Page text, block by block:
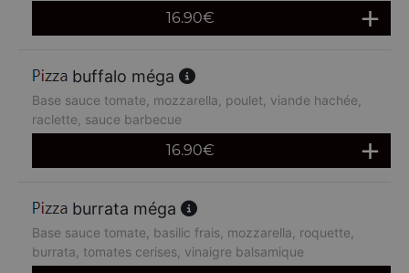
16.90€
buffalo méga
Base sauce tomate, mozzarella, poulet, viande hachée,
raclette, sauce barbecue
16.90€
burrata méga
Base sauce tomate, basilic frais, mozzarella, roquette,
burrata, tomates cerises, vinaigre balsamique